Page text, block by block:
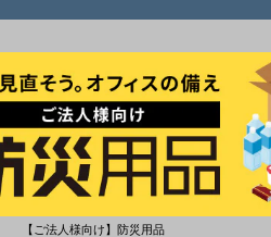
【ご法人様向け】防災用品